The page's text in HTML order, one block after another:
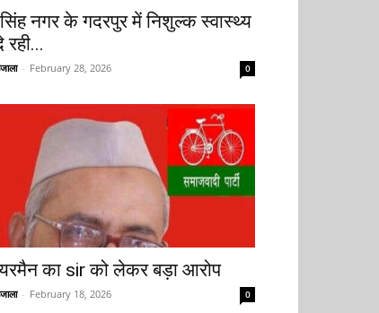
नगर के गदरपुर में निशुल्क स्वास्थ्य
रही...
- February 28, 2026 0
का sir को लेकर बड़ा आरोप
- February 18, 2026 0